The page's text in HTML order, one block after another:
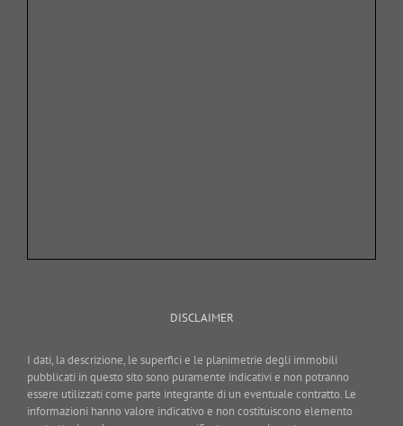
DISCLAIMER
I dati, la descrizione, le superfici e le planimetrie degli immobili
pubblicati in questo sito sono puramente indicativi e non potranno
essere utilizzati come parte integrante di un eventuale contratto. Le
informazioni hanno valore indicativo e non costituiscono elemento